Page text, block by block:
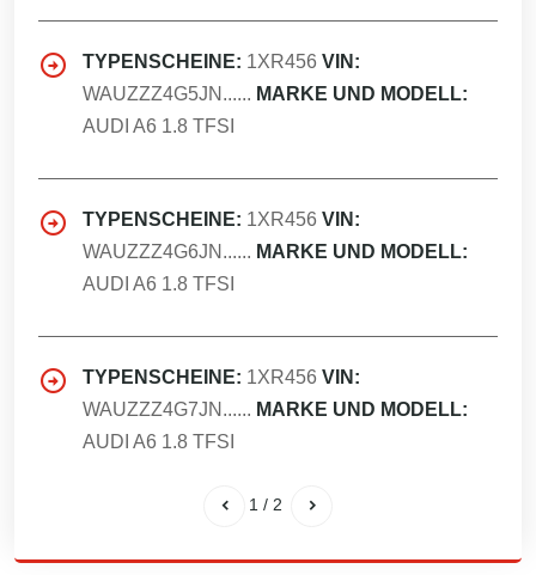
TYPENSCHEINE: 1XR456 VIN:
WAUZZZ4G5JN...... MARKE UND MODELL:
AUDI A6 1.8 TFSI
TYPENSCHEINE: 1XR456 VIN:
WAUZZZ4G6JN...... MARKE UND MODELL:
AUDI A6 1.8 TFSI
TYPENSCHEINE: 1XR456 VIN:
WAUZZZ4G7JN...... MARKE UND MODELL:
AUDI A6 1.8 TFSI
1 / 2